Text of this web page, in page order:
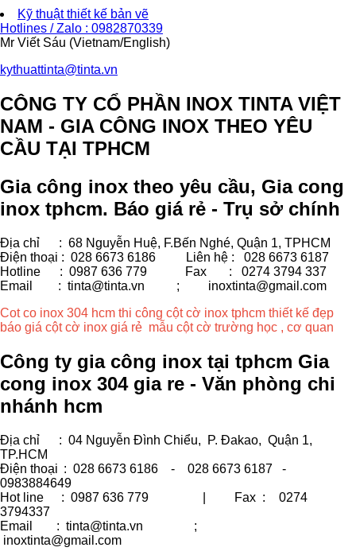
Kỹ thuật thiết kế bản vẽ
Hotlines / Zalo : 0982870339
Mr Viết Sáu (Vietnam/English)
kythuattinta@tinta.vn
CÔNG TY CỔ PHẦN INOX TINTA VIỆT
NAM - GIA CÔNG INOX THEO YÊU
CẦU TẠI TPHCM
Gia công inox theo yêu cầu, Gia cong
inox tphcm. Báo giá rẻ - Trụ sở chính
Địa chỉ : 68 Nguyễn Huệ, F.Bến Nghé, Quận 1, TPHCM
Điện thoại : 028 6673 6186
Liên hệ : 028 6673 6187
Hotline : 0987 636 779 Fax
: 0274 3794 337
Email : tinta@tinta.vn ;
inoxtinta@gmail.com
Cot co inox 304 hcm thi công cột cờ inox tphcm thiết kế đẹp
báo giá cột cờ inox giá rẻ mẫu cột cờ trường học , cơ quan
Công ty gia công inox tại tphcm Gia
cong inox 304 gia re - Văn phòng chi
nhánh hcm
Địa chỉ
: 04 Nguyễn Đình Chiểu, P. Đakao, Quận 1,
TP.HCM
Điện thoại : 028 6673 6186 - 028 6673 6187 -
0983884649
Hot line
: 0987 636 779 | Fax :
0274
3794337
Email
: tinta@tinta.vn ;
inoxtinta@gmail.com